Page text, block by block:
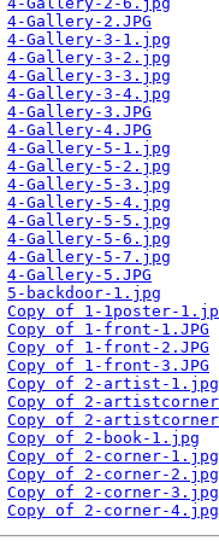
4-Gallery-2.JPG
4-Gallery-3-1.jpg
4-Gallery-3-2.jpg
4-Gallery-3-3.jpg
4-Gallery-3-4.jpg
4-Gallery-3.JPG
4-Gallery-4.JPG
4-Gallery-5-1.jpg
4-Gallery-5-2.jpg
4-Gallery-5-3.jpg
4-Gallery-5-4.jpg
4-Gallery-5-5.jpg
4-Gallery-5-6.jpg
4-Gallery-5-7.jpg
4-Gallery-5.JPG
5-backdoor-1.jpg
Copy of 1-1poster-
Copy of 1-front-1.JPG
Copy of 1-front-2.JPG
Copy of 1-front-3.JPG
Copy of 2-artist-1.jpg
Copy of 2-
Copy of 2-
Copy of 2-book-1.jpg
Copy of 2-corner-1.jpg
Copy of 2-corner-2.jpg
Copy of 2-corner-3.jpg
Copy of 2-corner-4.jpg